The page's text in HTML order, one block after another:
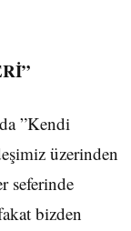
”Kendi
üzerinden
seferinde
bizden